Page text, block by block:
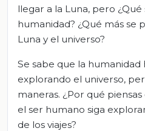
llegar a la Luna, pero ¿Qué
humanidad? ¿Qué más se
Luna y el universo?
Se sabe que la humanidad
explorando el universo,
maneras. ¿Por qué
el ser humano siga
de los viajes?